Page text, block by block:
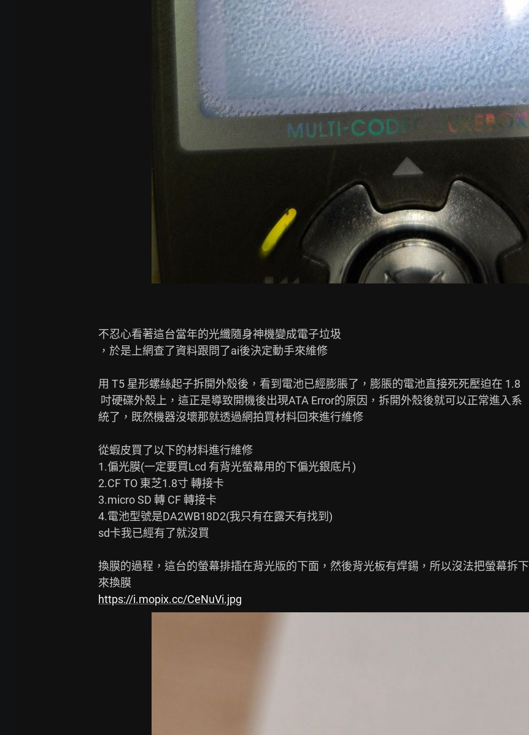
不忍心看著這台當年的光纖隨身神機變成電子垃圾
，於是上網查了資料跟問了ai後決定動手來維修
用 T5 星形螺絲起子拆開外殼後，看到電池已經膨脹了，膨脹的電池直接死死壓迫在 1.8
統了，既然機器沒壞那就透過網拍買材料回來進行維修
從蝦皮買了以下的材料進行維修
1.偏光膜(一定要買Lcd 有背光螢幕用的下偏光銀底片)
2.CF TO 東芝1.8寸 轉接卡
3.micro SD 轉 CF 轉接卡
4.電池型號是DA2WB18D2(我只有在露天有找到)
sd卡我已經有了就沒買
換膜的過程，這台的螢幕排插在背光版的下面，然後背光板有焊錫，所以沒法把螢幕拆下
https://i.mopix.cc/CeNuVi.jpg